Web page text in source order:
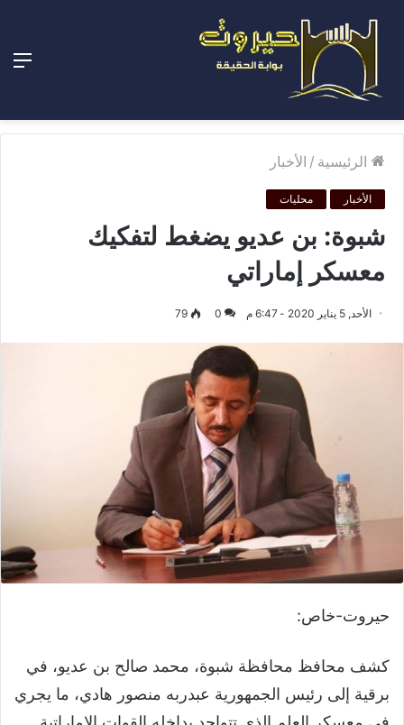
الرئيسية / الأخبار
الأخبار محليات
شبوة: بن عديو يضغط لتفكيك
معسكر إماراتي
الأحد, 5 يناير 2020 - 6:47 م 0
79
حيروت-خاص:
كشف محافظ محافظة شبوة، محمد صالح بن عديو، في
برقية إلى رئيس الجمهورية عبدربه منصور هادي، ما يجري